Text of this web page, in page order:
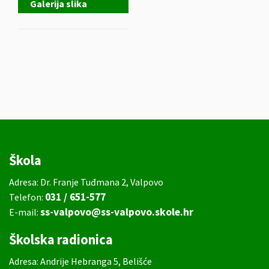
Galerija slika
Škola
Adresa: Dr. Franje Tuđmana 2, Valpovo
Telefon: 031 / 651-577
E-mail: ss-valpovo@ss-valpovo.skole.hr
Školska radionica
Adresa: Andrije Hebranga 5, Belišće